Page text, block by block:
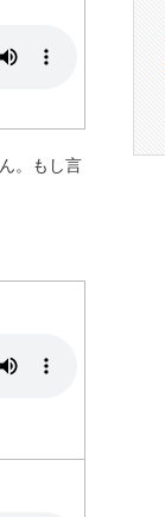
。もし言